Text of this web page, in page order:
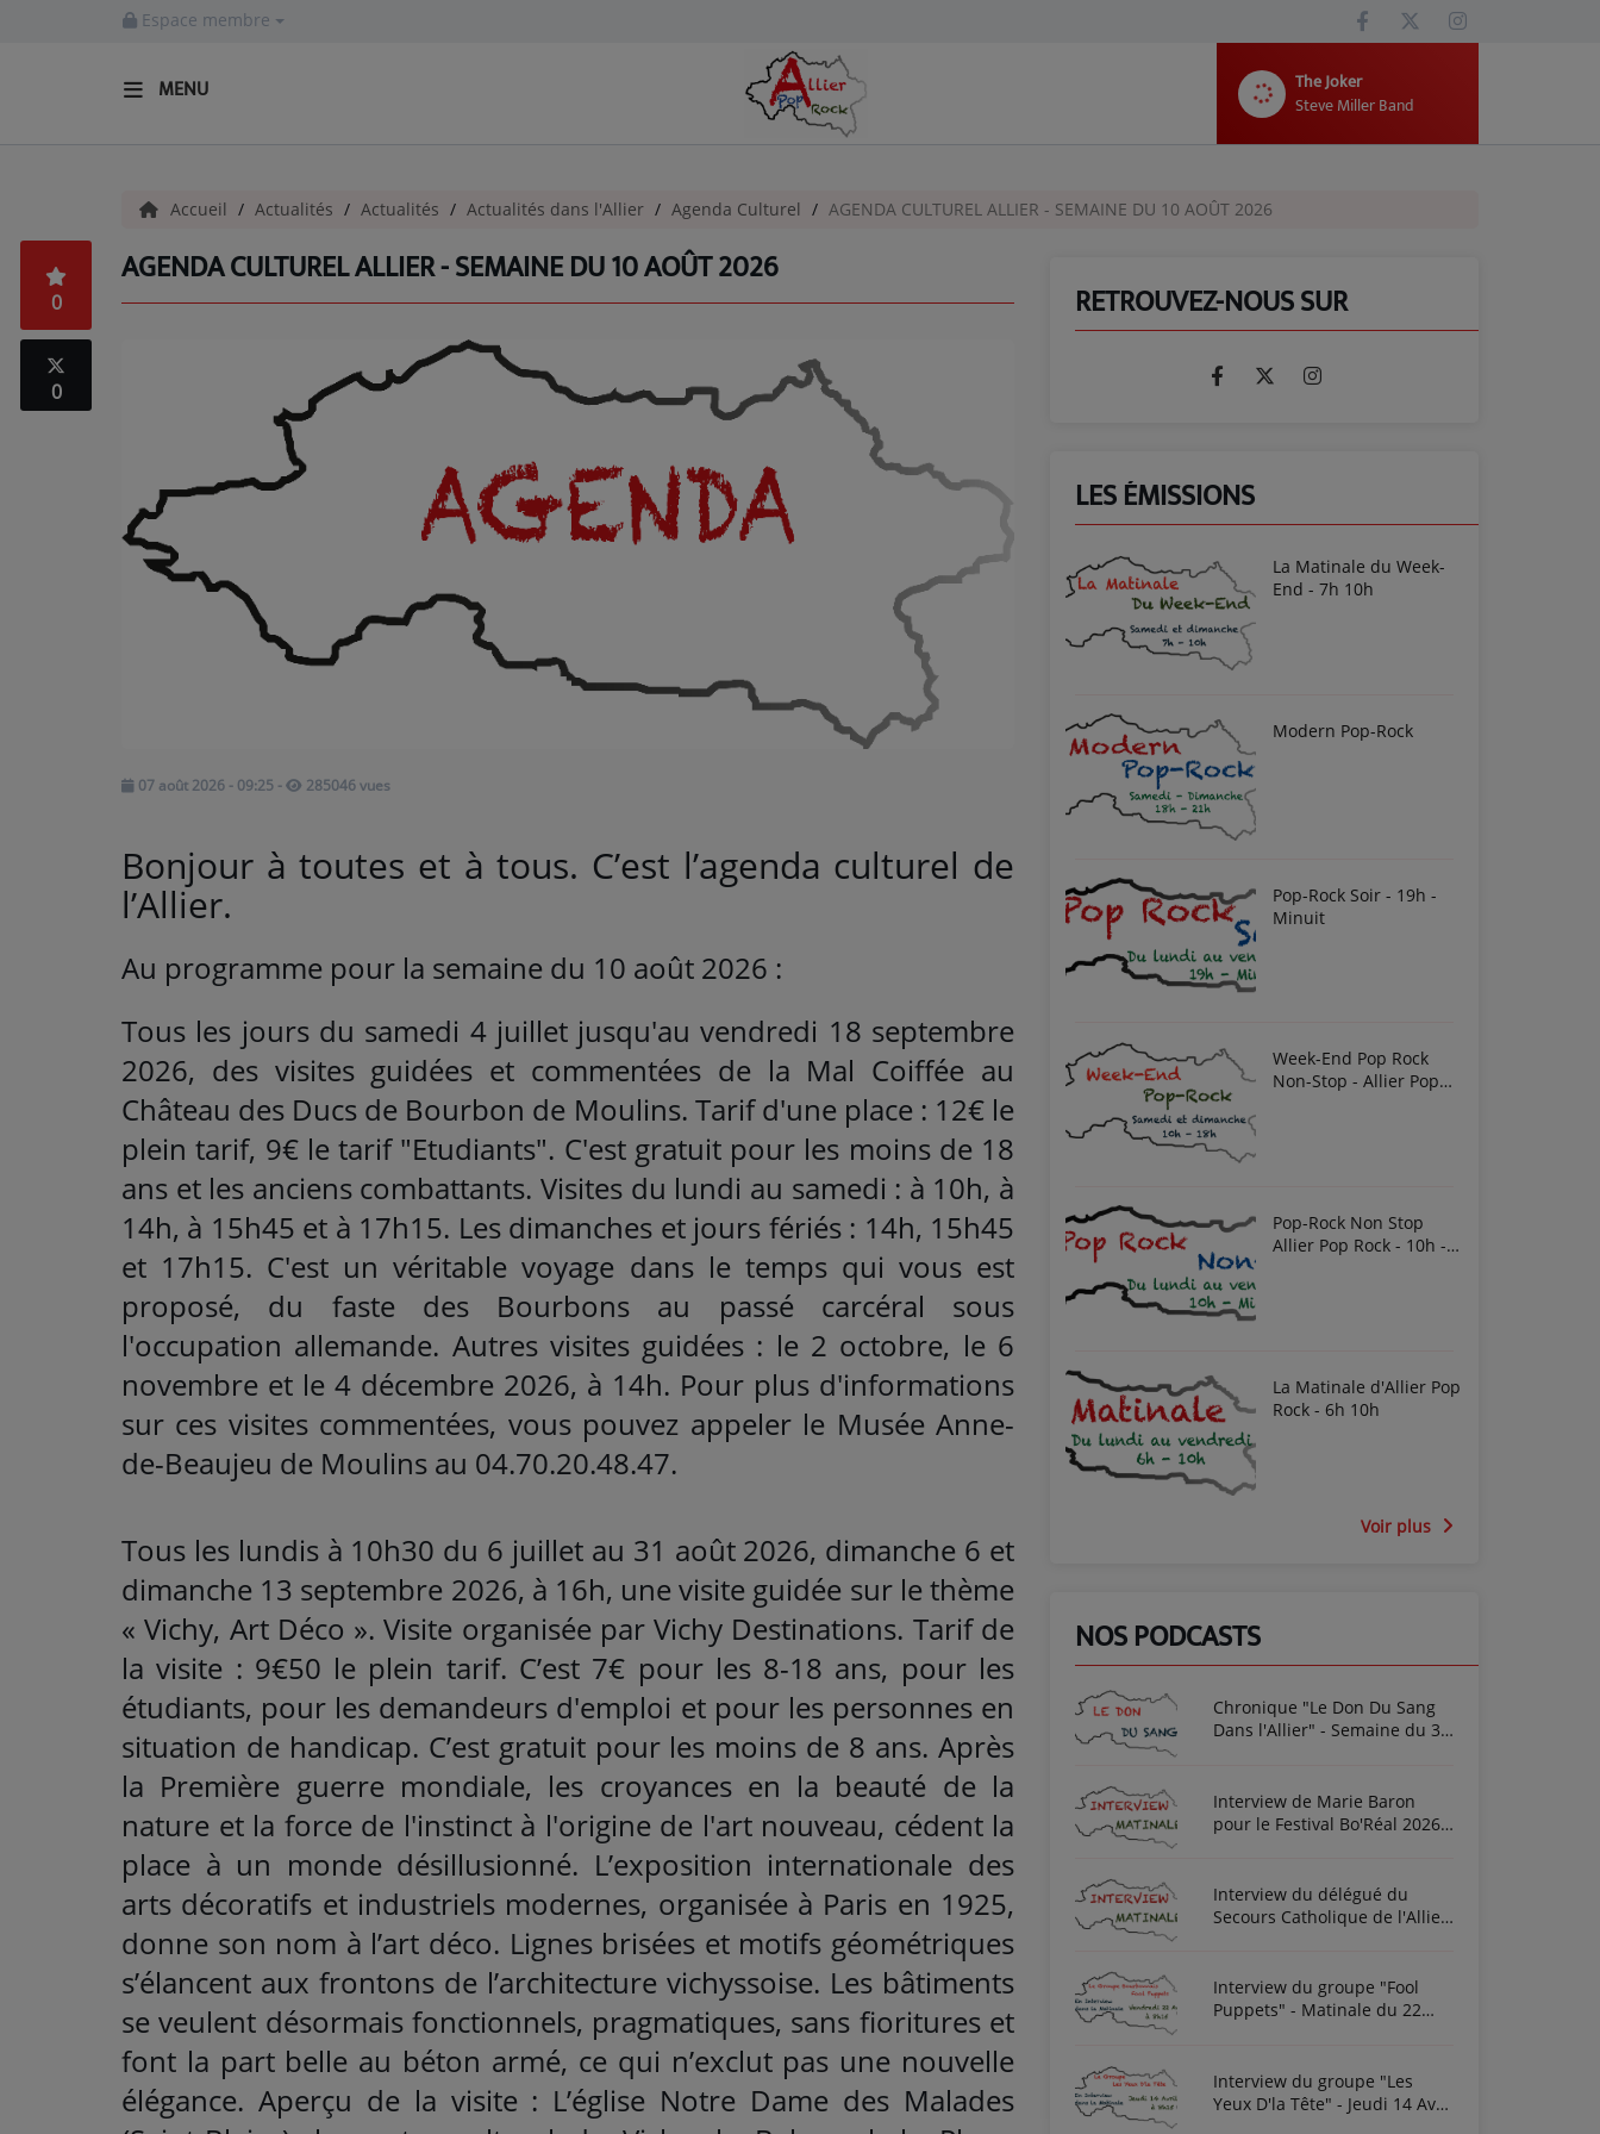
Espace membre
MENU
The Joker
Steve Miller Band
INFOS - ALLIER
AGENDA CULTUREL - ALLIER
INFOS POP ROCK
Accueil Actualités Actualités Actualités dans l'Allier Agenda Culturel AGENDA CULTUREL ALLIER - SEMAINE DU 10 AOÛT 2026
AGENDA CULTUREL ALLIER - SEMAINE DU 10 AOÛT 2026
0
0
07 août 2026 - 09:25 - 285046 vues
Bonjour à toutes et à tous. C’est l’agenda culturel de
l’Allier.
Au programme pour la semaine du 10 août 2026 :
Tous les jours du samedi 4 juillet jusqu'au vendredi 18 septembre
2026, des visites guidées et commentées de la Mal Coiffée au
Château des Ducs de Bourbon de Moulins. Tarif d'une place : 12€ le
plein tarif, 9€ le tarif "Etudiants". C'est gratuit pour les moins de 18
ans et les anciens combattants. Visites du lundi au samedi : à 10h, à
14h, à 15h45 et à 17h15. Les dimanches et jours fériés : 14h, 15h45
et 17h15. C'est un véritable voyage dans le temps qui vous est
proposé, du faste des Bourbons au passé carcéral sous
l'occupation allemande. Autres visites guidées : le 2 octobre, le 6
novembre et le 4 décembre 2026, à 14h. Pour plus d'informations
sur ces visites commentées, vous pouvez appeler le Musée Anne-
de-Beaujeu de Moulins au 04.70.20.48.47.
Tous les lundis à 10h30 du 6 juillet au 31 août 2026, dimanche 6 et
dimanche 13 septembre 2026, à 16h, une visite guidée sur le thème
« Vichy, Art Déco ». Visite organisée par Vichy Destinations. Tarif de
la visite : 9€50 le plein tarif. C’est 7€ pour les 8-18 ans, pour les
étudiants, pour les demandeurs d'emploi et pour les personnes en
situation de handicap. C’est gratuit pour les moins de 8 ans. Après
la Première guerre mondiale, les croyances en la beauté de la
nature et la force de l'instinct à l'origine de l'art nouveau, cédent la
place à un monde désillusionné. L’exposition internationale des
arts décoratifs et industriels modernes, organisée à Paris en 1925,
donne son nom à l’art déco. Lignes brisées et motifs géométriques
s’élancent aux frontons de l’architecture vichyssoise. Les bâtiments
se veulent désormais fonctionnels, pragmatiques, sans fioritures et
font la part belle au béton armé, ce qui n’exclut pas une nouvelle
élégance. Aperçu de la visite : L’église Notre Dame des Malades
RETROUVEZ-NOUS SUR
LES ÉMISSIONS
La Matinale du Week-
End - 7h 10h
Modern Pop-Rock
Pop-Rock Soir - 19h -
Minuit
Week-End Pop Rock
Non-Stop - Allier Pop
Pop-Rock Non Stop
Allier Pop Rock - 10h -
La Matinale d'Allier Pop
Rock - 6h 10h
Voir plus
NOS PODCASTS
Chronique "Le Don Du Sang
Dans l'Allier" - Semaine du 3
Interview de Marie Baron
pour le Festival Bo'Réal 2026
Interview du délégué du
Secours Catholique de l'Allier
Interview du groupe "Fool
Puppets" - Matinale du 22
Interview du groupe "Les
Yeux D'la Tête" - Jeudi 14 Avril